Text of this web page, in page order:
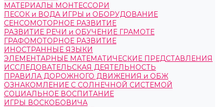
МАТЕРИАЛЫ МОНТЕССОРИ
ПЕСОК и ВОДА ИГРЫ и ОБОРУДОВАНИЕ
СЕНСОМОТОРНОЕ РАЗВИТИЕ
РАЗВИТИЕ РЕЧИ и ОБУЧЕНИЕ ГРАМОТЕ
ГРАФОМОТОРНОЕ РАЗВИТИЕ
ИНОСТРАННЫЕ ЯЗЫКИ
ЭЛЕМЕНТАРНЫЕ МАТЕМАТИЧЕСКИЕ ПРЕДСТАВЛЕНИЯ
ИССЛЕДОВАТЕЛЬСКАЯ ДЕЯТЕЛЬНОСТЬ
ПРАВИЛА ДОРОЖНОГО ДВИЖЕНИЯ и ОБЖ
ОЗНАКОМЛЕНИЕ С СОЛНЕЧНОЙ СИСТЕМОЙ
СОЦИАЛЬНОЕ ВОСПИТАНИЕ
ИГРЫ ВОСКОБОВИЧА